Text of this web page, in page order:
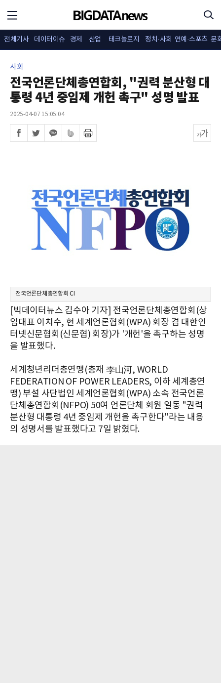
전체기사 데이터이슈 경제 산업 테크놀로지 정치·사회 연예·스포츠 문
사회
전국언론단체총연합회, "권력 분산형 대
통령 4년 중임제 개헌 촉구" 성명 발표
2025-04-07 15:05:04
전국언론단체총연합회 CI
[빅데이터뉴스 김수아 기자] 전국언론단체총연합회(상
임대표 이치수, 현 세계언론협회(WPA) 회장 겸 대한인
터넷신문협회(신문협) 회장)가 '개헌'을 촉구하는 성명
을 발표했다.
세계청년리더총연맹(총재 李山河, WORLD
FEDERATION OF POWER LEADERS, 이하 세계총연
맹) 부설 사단법인 세계언론협회(WPA) 소속 전국언론
단체총연합회(NFPO) 50여 언론단체 회원 일동 "권력
분산형 대통령 4년 중임제 개헌을 촉구한다"라는 내용
의 성명서를 발표했다고 7일 밝혔다.